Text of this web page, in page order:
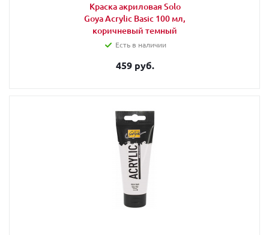
Краска акриловая Solo
Goya Acrylic Basic 100 мл,
коричневый темный
Есть в наличии
459 руб.